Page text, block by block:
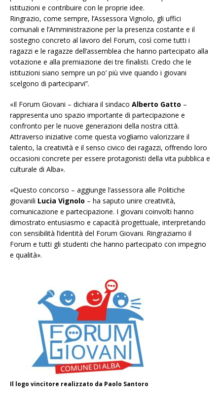
istituzioni e contribuire con le proprie idee.
Ringrazio, come sempre, l’Assessora Vignolo, gli uffici
comunali e l’Amministrazione per la presenza costante e il
sostegno concreto al lavoro del Forum, così come tutti i
ragazzi e le ragazze dell’assemblea che hanno partecipato alla
votazione e alla premiazione dei tre finalisti. Credo che le
istituzioni siano sempre un po’ più vive quando i giovani
scelgono di parteciparvi”.
«Il Forum Giovani – dichiara il sindaco Alberto Gatto –
rappresenta uno spazio importante di partecipazione e
confronto per le nuove generazioni della nostra città.
Attraverso iniziative come questa vogliamo valorizzare il
talento, la creatività e il senso civico dei ragazzi, offrendo loro
occasioni concrete per essere protagonisti della vita pubblica e
culturale di Alba».
«Questo concorso – aggiunge l’assessora alle Politiche
giovanili Lucia Vignolo – ha saputo unire creatività,
comunicazione e partecipazione. I giovani coinvolti hanno
dimostrato entusiasmo e capacità progettuale, interpretando
con sensibilità l’identità del Forum Giovani. Ringraziamo il
Forum e tutti gli studenti che hanno partecipato con impegno
e qualità».
Il logo vincitore realizzato da Paolo Santoro